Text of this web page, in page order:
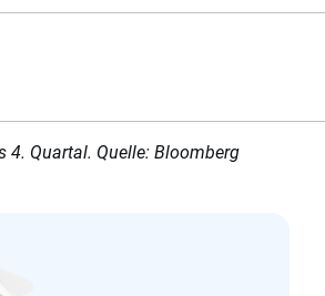
4. Quartal. Quelle: Bloomberg